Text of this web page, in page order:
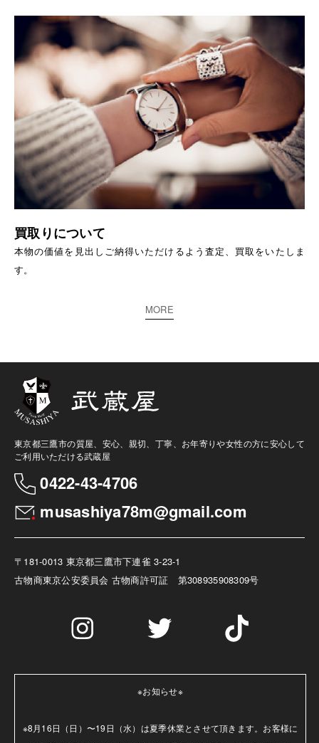
買取りについて
本物の価値を見出しご納得いただけるよう査定、買取をいたしま
す。
MORE
東京都三鷹市の質屋、安心、親切、丁寧、お年寄りや女性の方に安心して
ご利用いただける武蔵屋
0422-43-4706
musashiya78m@gmail.com
〒181-0013 東京都三鷹市下連雀 3-23-1
古物商東京公安委員会 古物商許可証 第308935908309号
※お知らせ※
※8月16日（日）〜19日（水）は夏季休業とさせて頂きます。お客様に